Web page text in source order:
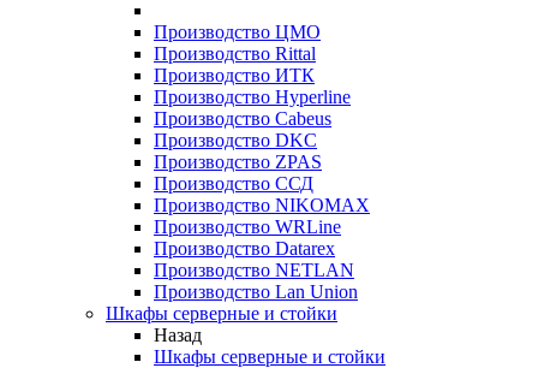
Производство ЦМО
Производство Rittal
Производство ИТК
Производство Hyperline
Производство Cabeus
Производство DKC
Производство ZPAS
Производство ССД
Производство NIKOMAX
Производство WRLine
Производство Datarex
Производство NETLAN
Производство Lan Union
Шкафы серверные и стойки
Назад
Шкафы серверные и стойки